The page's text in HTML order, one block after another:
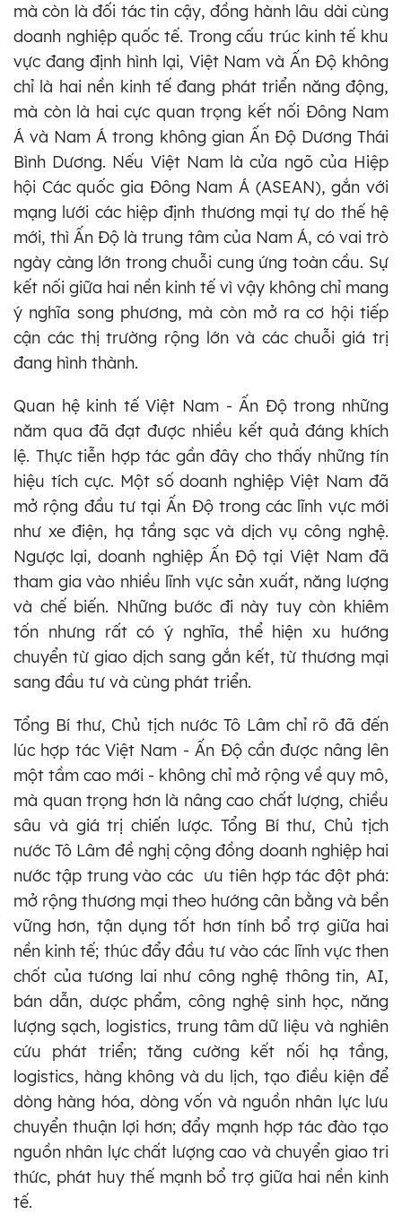
mà còn là đối tác tin cậy, đồng hành lâu dài cùng
doanh nghiệp quốc tế. Trong cấu trúc kinh tế khu
vực đang định hình lại, Việt Nam và Ấn Độ không
chỉ là hai nền kinh tế đang phát triển năng động,
mà còn là hai cực quan trọng kết nối Đông Nam
Á và Nam Á trong không gian Ấn Độ Dương Thái
Bình Dương. Nếu Việt Nam là cửa ngõ của Hiệp
hội Các quốc gia Đông Nam Á (ASEAN), gắn với
mạng lưới các hiệp định thương mại tự do thế hệ
mới, thì Ấn Độ là trung tâm của Nam Á, có vai trò
ngày càng lớn trong chuỗi cung ứng toàn cầu. Sự
kết nối giữa hai nền kinh tế vì vậy không chỉ mang
ý nghĩa song phương, mà còn mở ra cơ hội tiếp
cận các thị trường rộng lớn và các chuỗi giá trị
đang hình thành.
Quan hệ kinh tế Việt Nam - Ấn Độ trong những
năm qua đã đạt được nhiều kết quả đáng khích
lệ. Thực tiễn hợp tác gần đây cho thấy những tín
hiệu tích cực. Một số doanh nghiệp Việt Nam đã
mở rộng đầu tư tại Ấn Độ trong các lĩnh vực mới
như xe điện, hạ tầng sạc và dịch vụ công nghệ.
Ngược lại, doanh nghiệp Ấn Độ tại Việt Nam đã
tham gia vào nhiều lĩnh vực sản xuất, năng lượng
và chế biến. Những bước đi này tuy còn khiêm
tốn nhưng rất có ý nghĩa, thể hiện xu hướng
chuyển từ giao dịch sang gắn kết, từ thương mại
sang đầu tư và cùng phát triển.
Tổng Bí thư, Chủ tịch nước Tô Lâm chỉ rõ đã đến
lúc hợp tác Việt Nam - Ấn Độ cần được nâng lên
một tầm cao mới - không chỉ mở rộng về quy mô,
mà quan trọng hơn là nâng cao chất lượng, chiều
sâu và giá trị chiến lược. Tổng Bí thư, Chủ tịch
nước Tô Lâm đề nghị cộng đồng doanh nghiệp hai
nước tập trung vào các ưu tiên hợp tác đột phá:
mở rộng thương mại theo hướng cân bằng và bền
vững hơn, tận dụng tốt hơn tính bổ trợ giữa hai
nền kinh tế; thúc đẩy đầu tư vào các lĩnh vực then
chốt của tương lai như công nghệ thông tin, AI,
bán dẫn, dược phẩm, công nghệ sinh học, năng
lượng sạch, logistics, trung tâm dữ liệu và nghiên
cứu phát triển; tăng cường kết nối hạ tầng,
logistics, hàng không và du lịch, tạo điều kiện để
dòng hàng hóa, dòng vốn và nguồn nhân lực lưu
chuyển thuận lợi hơn; đẩy mạnh hợp tác đào tạo
nguồn nhân lực chất lượng cao và chuyển giao tri
thức, phát huy thế mạnh bổ trợ giữa hai nền kinh
tế.